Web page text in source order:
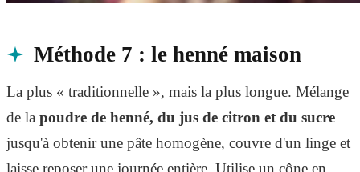
Méthode 7 : le henné maison
La plus « traditionnelle », mais la plus longue. Mélange
de la poudre de henné, du jus de citron et du sucre
jusqu'à obtenir une pâte homogène, couvre d'un linge et
laisse reposer une journée entière. Utilise un cône en